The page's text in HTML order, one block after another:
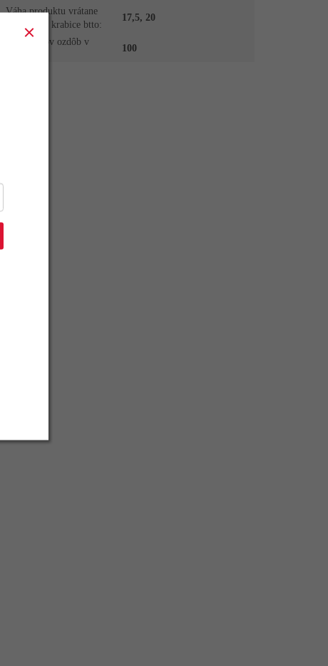
Váha produktu vrátane
prepravnej krabice btto:
17,5, 20
Počet kusov ozdôb v
100